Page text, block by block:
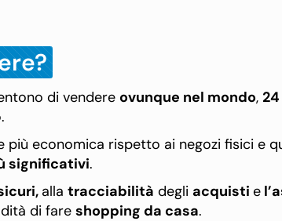
di vendere ovunque nel mondo,
più economica rispetto ai negozi fisici e
significativi.
allatracciabilità degli acquistie
di fareshopping da casa.